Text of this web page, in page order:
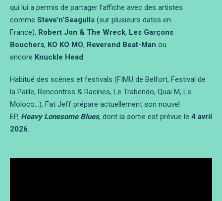
qui lui a permis de partager l’affiche avec des artistes
comme Steve’n’Seagulls (sur plusieurs dates en
France), Robert Jon & The Wreck, Les Garçons
Bouchers, KO KO MO, Reverend Beat-Man ou
encore Knuckle Head.
Habitué des scènes et festivals (FIMU de Belfort, Festival de
la Paille, Rencontres & Racines, Le Trabendo, Quai M, Le
Moloco…), Fat Jeff prépare actuellement son nouvel
EP, Heavy Lonesome Blues, dont la sortie est prévue le 4 avril
2026.